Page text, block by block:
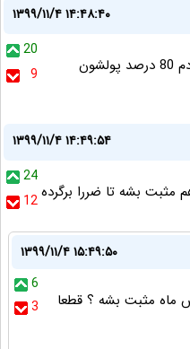
۱۳۹۹/۱۱/۴ ۱۴:۴۸:۴۰
20
9
دو روز مثبت بشه که فایده نداره.مردم 80 درصد پولشون
۱۳۹۹/۱۱/۴ ۱۴:۴۹:۵۴
24
12
۱۳۹۹/۱۱/۴ ۱۵:۴۹:۵۰
6
3
مثبت بشه ؟ قطعا